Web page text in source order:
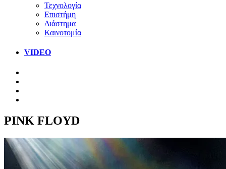
Τεχνολογία
Επιστήμη
Διάστημα
Καινοτομία
VIDEO
PINK FLOYD